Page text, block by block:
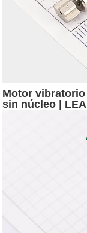
Motor vibratorio
sin núcleo |